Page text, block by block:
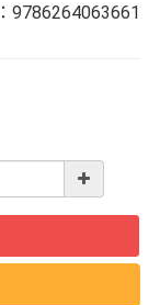
9786264063661